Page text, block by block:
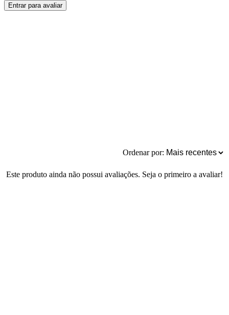
Entrar para avaliar
Ordenar por:
Este produto ainda não possui avaliações. Seja o primeiro a avaliar!